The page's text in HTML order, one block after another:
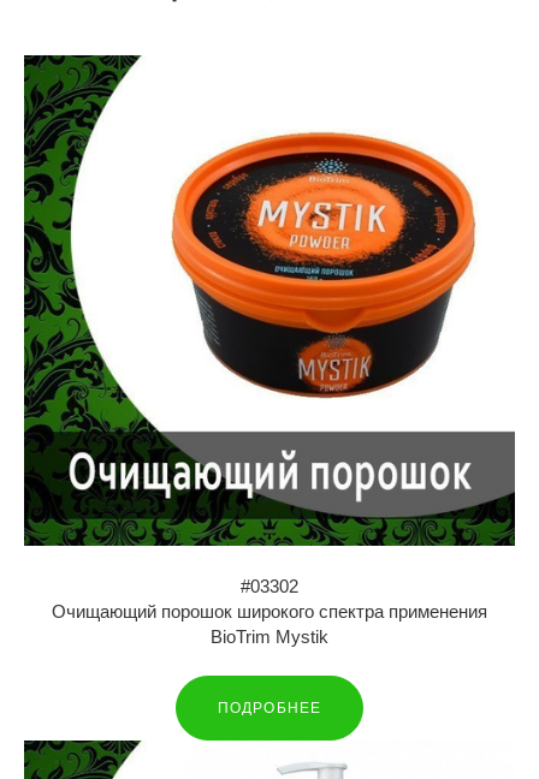
#03302
Очищающий порошок широкого спектра применения
BioTrim Mystik
ПОДРОБНЕЕ